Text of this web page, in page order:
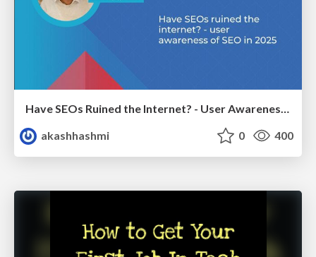
Have SEOs Ruined the Internet? - User Awareness of SEO in 2025
akashhashmi
0 400